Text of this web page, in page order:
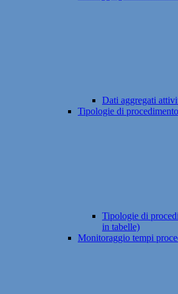
Dati aggregati
Tipologie di procedimento
Tipologie di
in tabelle)
Monitoraggio tempi